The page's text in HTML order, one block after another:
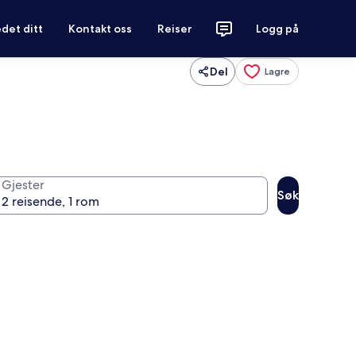
ditt Kontakt oss Reiser Logg på
Del Lagre
Gjester
Søk